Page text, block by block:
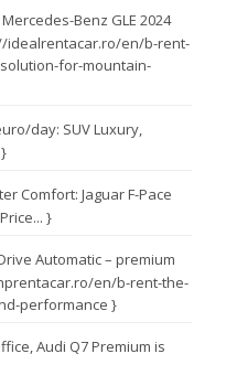
Benz GLE 2024
idealrentacar.ro/en/b-rent-
for-mountain-
day: SUV Luxury,
Comfort: Jaguar F-Pace
}
Automatic – premium
en/b-rent-the-
performance }
Audi Q7 Premium is